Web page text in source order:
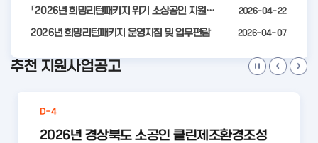
「2026년 희망리턴패키지 위기 소상공인 지원」모집 통합 2차 수정 공고 2026-04-22
2026년 희망리턴패키지 운영지침 및 업무편람 2026-04-07
추천 지원사업공고
D-4
2026년 경상북도 소공인 클린제조환경조성